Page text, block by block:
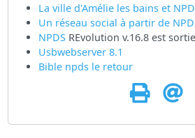
La ville d'Amélie les bains et
Un réseau social à partir de
NPDSREvolution v.16.8 est sortie
Usbwebserver 8.1
Bible npds le retour